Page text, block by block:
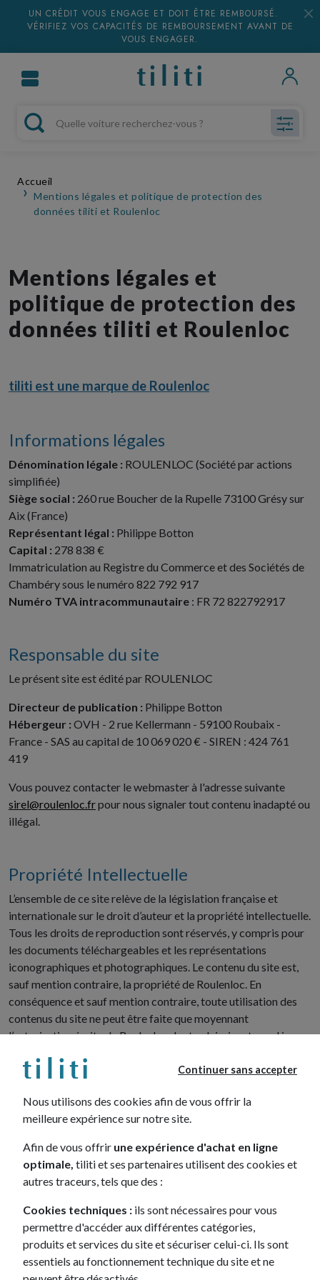
Continuer sans accepter
Nous utilisons des cookies afin de vous offrir la
meilleure expérience sur notre site.
Afin de vous offrir une expérience d'achat en ligne
optimale, tiliti et ses partenaires utilisent des cookies et
autres traceurs, tels que des :
Cookies techniques : ils sont nécessaires pour vous
permettre d'accéder aux différentes catégories,
produits et services du site et sécuriser celui-ci. Ils sont
essentiels au fonctionnement technique du site et ne
UN CRÉDIT VOUS ENGAGE ET DOIT ÊTRE REMBOURSÉ.
VÉRIFIEZ VOS CAPACITÉS DE REMBOURSEMENT AVANT DE
VOUS ENGAGER.
Accueil
Mentions légales et politique de protection des
données tiliti et Roulenloc
Mentions légales et
politique de protection des
données tiliti et Roulenloc
tiliti est une marque de Roulenloc
Informations légales
Dénomination légale : ROULENLOC (Société par actions
simplifiée)
Siège social : 260 rue Boucher de la Rupelle 73100 Grésy sur
Aix (France)
Représentant légal : Philippe Botton
Capital : 278 838 €
Immatriculation au Registre du Commerce et des Sociétés de
Chambéry sous le numéro 822 792 917
Numéro TVA intracommunautaire : FR 72 822792917
Responsable du site
Le présent site est édité par ROULENLOC
Directeur de publication : Philippe Botton
Hébergeur : OVH - 2 rue Kellermann - 59100 Roubaix -
France - SAS au capital de 10 069 020 € - SIREN : 424 761
419
Vous pouvez contacter le webmaster à l'adresse suivante
sirel@roulenloc.frpour nous signaler tout contenu inadapté ou
illégal.
Propriété Intellectuelle
L’ensemble de ce site relève de la législation française et
internationale sur le droit d’auteur et la propriété intellectuelle.
Tous les droits de reproduction sont réservés, y compris pour
les documents téléchargeables et les représentations
iconographiques et photographiques. Le contenu du site est,
sauf mention contraire, la propriété de Roulenloc. En
conséquence et sauf mention contraire, toute utilisation des
contenus du site ne peut être faite que moyennant
l’autorisation écrite de Roulenloc dont celui-ci reste seul juge.
quelque procédé que ce soit, réalisée sans le consentement
cette interdiction constitue une contrefaçon pouvant engager
la responsabilité civile et pénale du contrefacteur.
Images des véhicules sur le site
réservés.
Les images d'automobiles contenues dans ce Site Web qui
sont la propriété de Izmo Inc., USA, sont protégées par le droit
d'auteur USA et international. L'accès et l'utilisation de ces